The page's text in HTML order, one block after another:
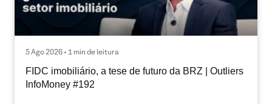
5 Ago 2026 • 1 min de leitura
FIDC imobiliário, a tese de futuro da BRZ | Outliers
InfoMoney #192